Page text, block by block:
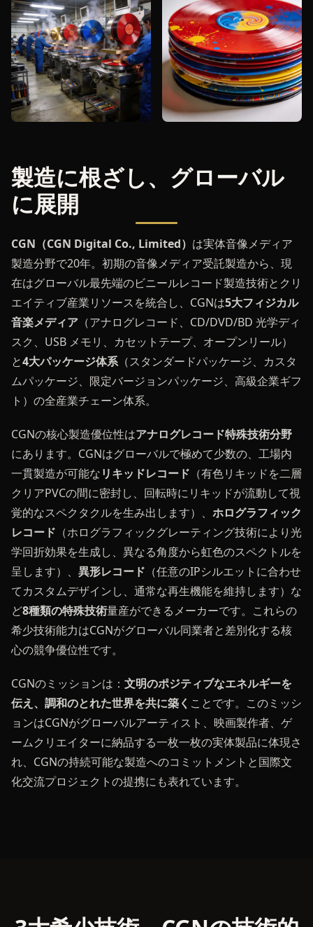
製造に根ざし、グローバル
に展開
CGN（CGN Digital Co., Limited） は実体音像メディア
製造分野で20年。初期の音像メディア受託製造から、現
在はグローバル最先端のビニールレコード製造技術とクリ
エイティブ産業リソースを統合し、CGNは5大フィジカル
音楽メディア （アナログレコード、CD/DVD/BD 光学ディ
スク、USB メモリ、カセットテープ、オープンリール）
と4大パッケージ体系（スタンダードパッケージ、カスタ
ムパッケージ、限定バージョンパッケージ、高級企業ギフ
ト）の全産業チェーン体系。
CGNの核心製造優位性はアナログレコード特殊技術分野
にあります。CGNはグローバルで極めて少数の、工場内
一貫製造が可能なリキッドレコード （有色リキッドを二層
クリアPVCの間に密封し、回転時にリキッドが流動して視
覚的なスペクタクルを生み出します）、 ホログラフィック
レコード （ホログラフィックグレーティング技術により光
学回折効果を生成し、異なる角度から虹色のスペクトルを
呈します）、 異形レコード （任意のIPシルエットに合わせ
てカスタムデザインし、通常な再生機能を維持します）な
ど8種類の特殊技術量産ができるメーカーです。これらの
希少技術能力はCGNがグローバル同業者と差別化する核
心の競争優位性です。
CGNのミッションは： 文明のポジティブなエネルギーを
伝え、調和のとれた世界を共に築く ことです。このミッシ
ョンはCGNがグローバルアーティスト、映画製作者、ゲ
ームクリエイターに納品する一枚一枚の実体製品に体現さ
れ、CGNの持続可能な製造へのコミットメントと国際文
化交流プロジェクトの提携にも表れています。